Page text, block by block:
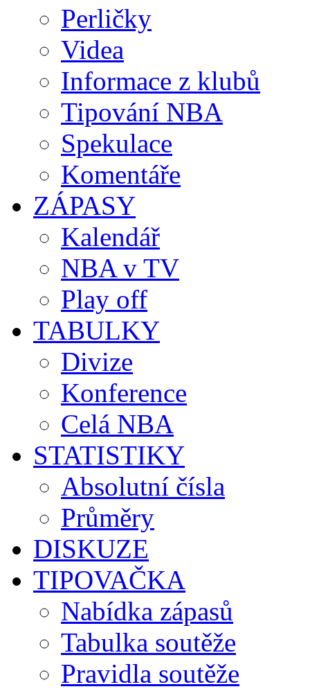
Perličky
Videa
Informace z klubů
Tipování NBA
Spekulace
Komentáře
ZÁPASY
Kalendář
NBA v TV
Play off
TABULKY
Divize
Konference
Celá NBA
STATISTIKY
Absolutní čísla
Průměry
DISKUZE
TIPOVAČKA
Nabídka zápasů
Tabulka soutěže
Pravidla soutěže